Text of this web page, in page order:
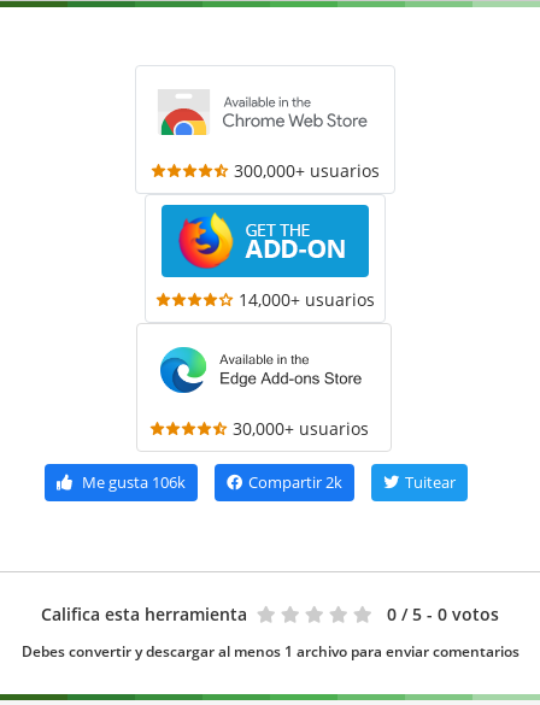
300,000+ usuarios
14,000+ usuarios
30,000+ usuarios
Me gusta106k Compartir2k Tuitear
Califica esta herramienta 0 / 5 - 0 votos
Debes convertir y descargar al menos 1 archivo para enviar comentarios